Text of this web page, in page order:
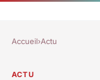
Accueil›Actu
ACTU